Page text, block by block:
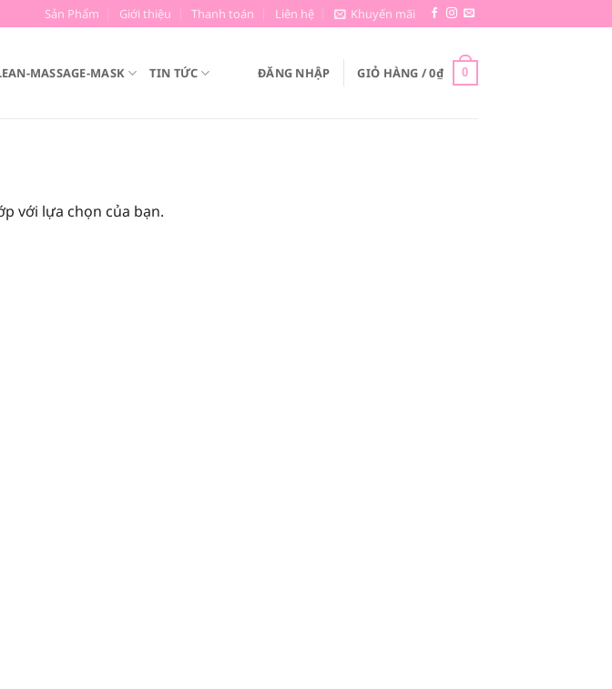
Sản Phẩm Giới thiệu Thanh toán Liên hệ Khuyến mãi
MASSAGE-MASK TIN TỨC ĐĂNG NHẬP GIỎ HÀNG /0₫ 0
với lựa chọn của bạn.